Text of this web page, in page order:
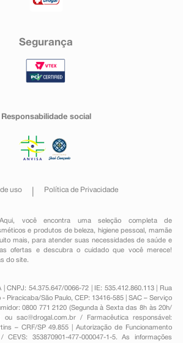
Segurança
Responsabilidade social
uso Política de Privacidade
você encontra uma seleção completa de
e produtos de beleza, higiene pessoal ,mamãe
mais, para atender suas necessidades de saúde e
ofertas e descubra o cuidado que você merece!
do site.
| CNPJ: 54.375.647/0066-72 | IE: 535.412.860.113 | Rua
Piracicaba/São Paulo, CEP: 13416-585 | SAC – Serviço
0800 771 2120 (Segunda à Sexta das 8h às 20h/
ou sac@drogal.com.br/ Farmacêutica responsável:
– CRF/SP 49.855 | Autorização de Funcionamento
CEVS: 353870901-477-000047-1-5. As informações